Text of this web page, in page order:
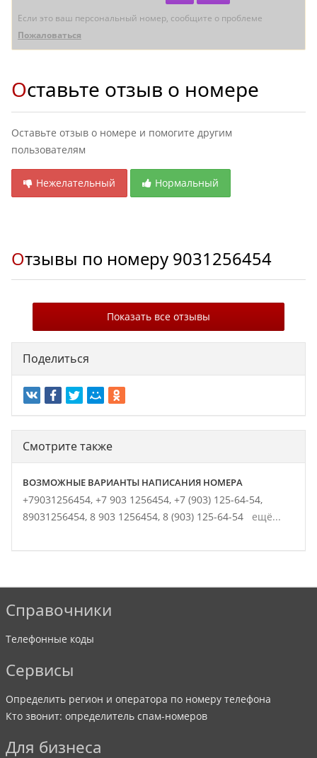
Если это ваш персональный номер, сообщите о проблеме
Пожаловаться
Оставьте отзыв о номере
Оставьте отзыв о номере и помогите другим
пользователям
Нежелательный Нормальный
Отзывы по номеру 9031256454
Показать все отзывы
Поделиться
Смотрите также
ВОЗМОЖНЫЕ ВАРИАНТЫ НАПИСАНИЯ НОМЕРА
+79031256454, +7 903 1256454, +7 (903) 125-64-54,
89031256454, 8 903 1256454, 8 (903) 125-64-54 ещё...
Справочники
Телефонные коды
Сервисы
Определить регион и оператора по номеру телефона
Кто звонит: определитель спам-номеров
Для бизнеса